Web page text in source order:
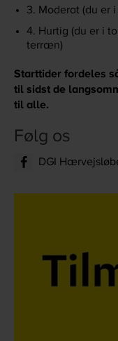
3. Moderat (du er
4. Hurtig (du er i
terræn)
Starttider fordeles
til sidst de
til alle.
Følg os
DGI